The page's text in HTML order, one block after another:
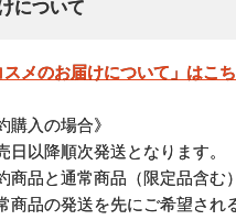
について
メのお届けについて」はこち
購入の場合》
日以降順次発送となります。
商品と通常商品（限定品含
商品の発送を先にご希望され